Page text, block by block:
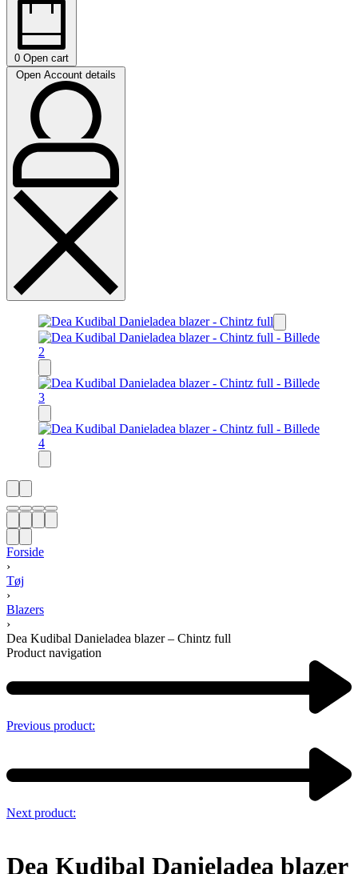
0 Open cart
Open Account details
Forside
›
Tøj
›
Blazers
›
Dea Kudibal Danieladea blazer – Chintz full
Product navigation
Previous product:
Next product:
Dea Kudibal Danieladea blazer